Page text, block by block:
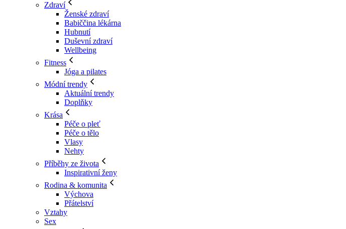
Zdraví
Ženské zdraví
Babiččina lékárna
Hubnutí
Duševní zdraví
Wellbeing
Fitness
Jóga a pilates
Módní trendy
Aktuální trendy
Doplňky
Krása
Péče o pleť
Péče o tělo
Vlasy
Nehty
Příběhy ze života
Inspirativní ženy
Rodina & komunita
Výchova
Přátelství
Vztahy
Sex